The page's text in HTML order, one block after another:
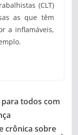
(CLT)
as que têm
a inflamáveis,
todos com
crônica sobre